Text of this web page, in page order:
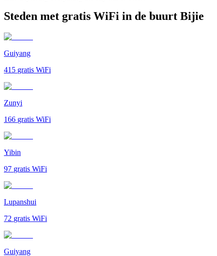
Steden met gratis WiFi in de buurt Bijie
Guiyang
415 gratis WiFi
Zunyi
166 gratis WiFi
Yibin
97 gratis WiFi
Lupanshui
72 gratis WiFi
Guiyang